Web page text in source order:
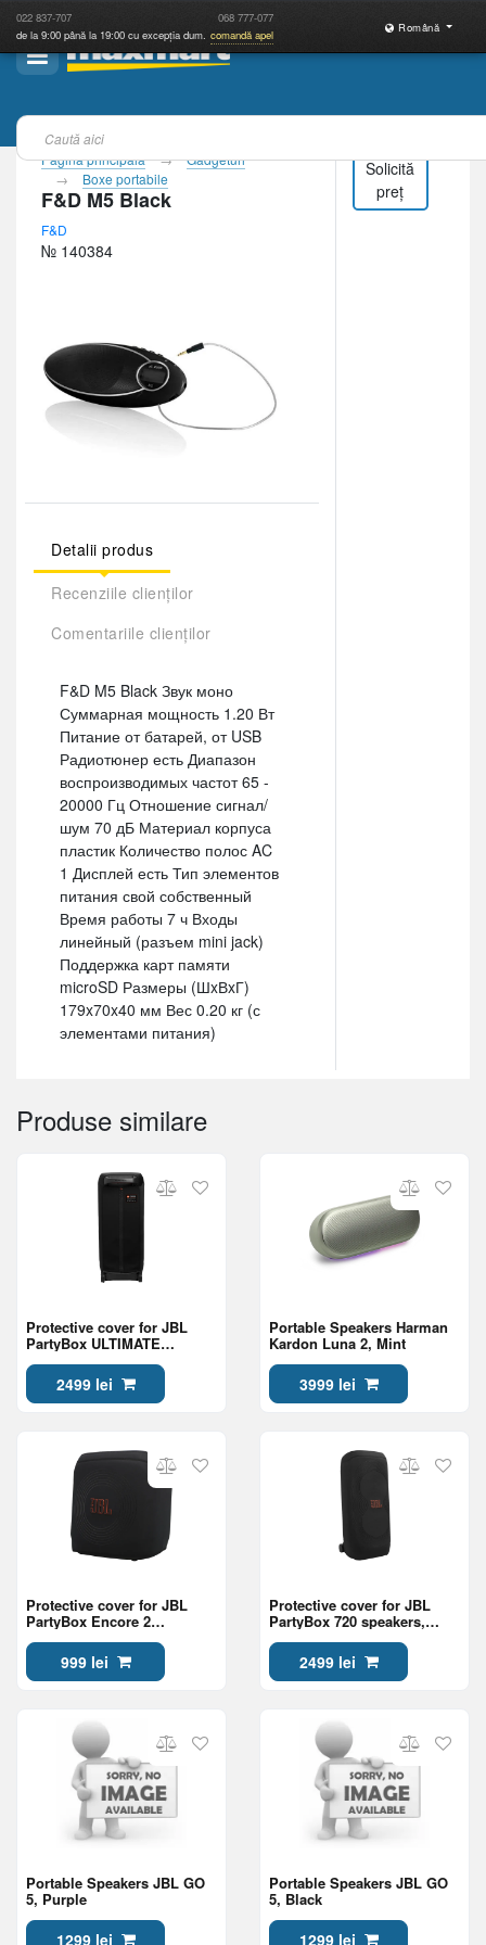
022 837-707 068 777-077
de la 9:00 până la 19:00 cu excepția dum. comandă apel
Română
Pagina principală
Gadgeturi
Boxe portabile
F&D M5 Black
F&D
№ 140384
Detalii produs
Recenziile clienților
Comentariile clienților
F&D M5 Black Звук моно
Суммарная мощность 1.20 Вт
Питание от батарей, от USB
Радиотюнер есть Диапазон
воспроизводимых частот 65 -
20000 Гц Отношение сигнал/
шум 70 дБ Материал корпуса
пластик Количество полос AC
1 Дисплей есть Тип элементов
питания свой собственный
Время работы 7 ч Входы
линейный (разъем mini jack)
Поддержка карт памяти
microSD Размеры (ШxВxГ)
179x70x40 мм Вес 0.20 кг (с
элементами питания)
Solicită
preț
Produse similare
Protective cover for JBL
PartyBox ULTIMATE
speakers, Black
2499 lei
Portable Speakers Harman
Kardon Luna 2, Mint
3999 lei
Protective cover for JBL
PartyBox Encore 2
speakers, Black
999 lei
Protective cover for JBL
PartyBox 720 speakers,
Black
2499 lei
Portable Speakers JBL GO
5, Purple
1299 lei
Portable Speakers JBL GO
5, Black
1299 lei